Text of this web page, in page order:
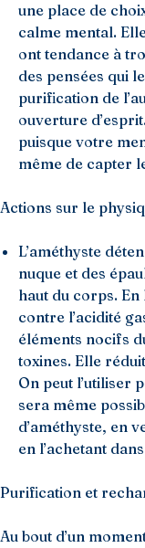
une place de
calme mental.
ont tendance à
des pensées qui
purification de
ouverture
puisque votre
même de capter
Actions sur le
L’améthyste
nuque et des
haut du corps.
contre l’acidité
éléments nocifs
toxines. Elle
On peut l’utiliser
sera même
d’améthyste, en
en l’achetant
Purification et
Au bout d’un